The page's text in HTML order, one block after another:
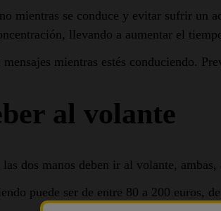
mientras se conduce y evitar sufrir un
llevando a aumentar el
mientras estés conduciendo.
al volante
dos manos deben ir al volante,
puede ser de entre 80 a 200 euros,